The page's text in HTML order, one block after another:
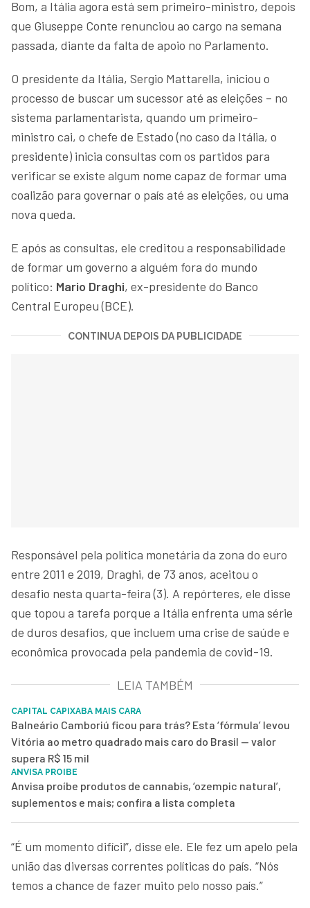
Bom, a Itália agora está sem primeiro-ministro, depois
que Giuseppe Conte renunciou ao cargo na semana
passada, diante da falta de apoio no Parlamento.
O presidente da Itália, Sergio Mattarella, iniciou o
processo de buscar um sucessor até as eleições – no
sistema parlamentarista, quando um primeiro-
ministro cai, o chefe de Estado (no caso da Itália, o
presidente) inicia consultas com os partidos para
verificar se existe algum nome capaz de formar uma
coalizão para governar o país até as eleições, ou uma
nova queda.
E após as consultas, ele creditou a responsabilidade
de formar um governo a alguém fora do mundo
político: Mario Draghi, ex-presidente do Banco
Central Europeu (BCE).
CONTINUA DEPOIS DA PUBLICIDADE
Responsável pela política monetária da zona do euro
entre 2011 e 2019, Draghi, de 73 anos, aceitou o
desafio nesta quarta-feira (3). A repórteres, ele disse
que topou a tarefa porque a Itália enfrenta uma série
de duros desafios, que incluem uma crise de saúde e
econômica provocada pela pandemia de covid-19.
LEIA TAMBÉM
CAPITAL CAPIXABA MAIS CARA
Balneário Camboriú ficou para trás? Esta ‘fórmula’ levou
Vitória ao metro quadrado mais caro do Brasil — valor
supera R$ 15 mil
ANVISA PROIBE
Anvisa proíbe produtos de cannabis, ‘ozempic natural’,
suplementos e mais; confira a lista completa
“É um momento difícil”, disse ele. Ele fez um apelo pela
união das diversas correntes políticas do país. “Nós
temos a chance de fazer muito pelo nosso país.”